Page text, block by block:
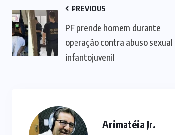
PREVIOUS
PF prende homem durante
operação contra abuso sexual
infantojuvenil
Arimatéia Jr.